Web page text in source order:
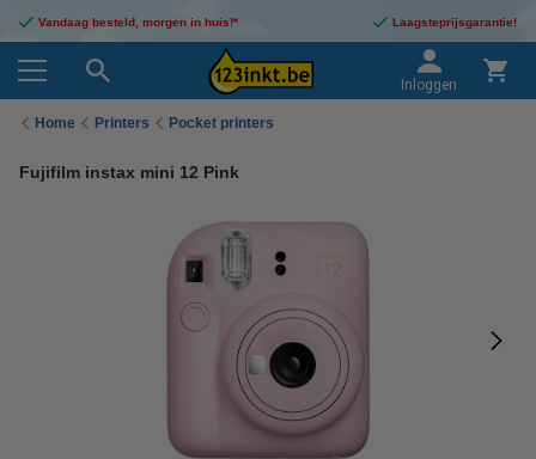
Vandaag besteld, morgen in huis!* Laagsteprijsgarantie!
Inloggen
Home Printers Pocket printers
Fujifilm instax mini 12 Pink